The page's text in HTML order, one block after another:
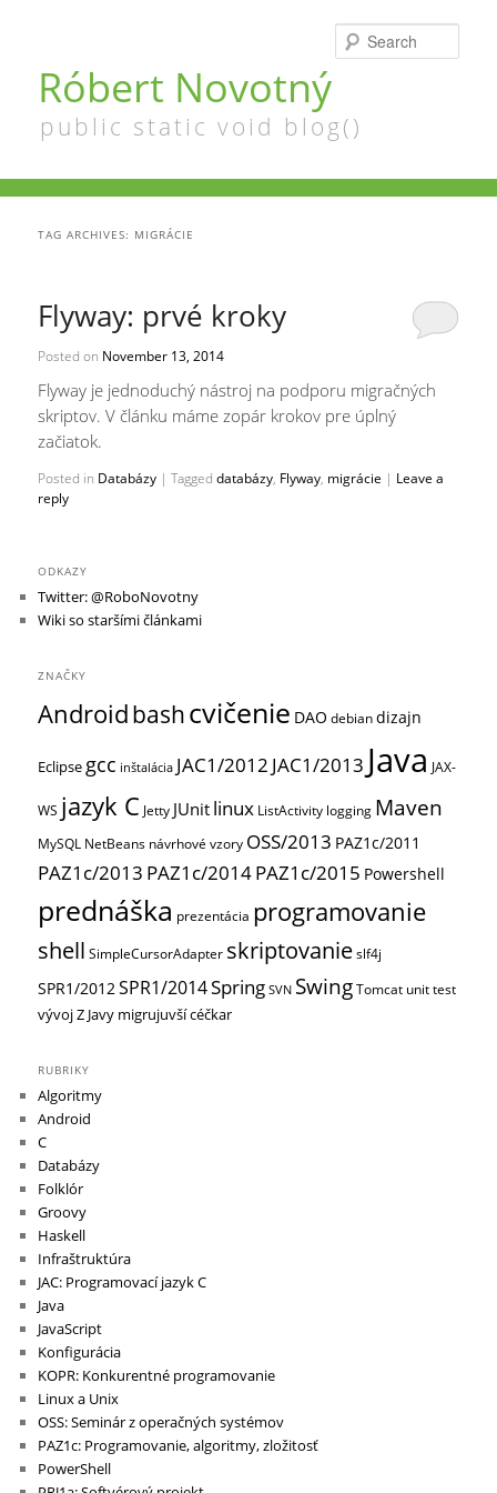
Róbert Novotný
public static void blog()
TAG ARCHIVES: MIGRÁCIE
Flyway: prvé kroky
Posted on November 13, 2014
Flyway je jednoduchý nástroj na podporu migračných
skriptov. V článku máme zopár krokov pre úplný
začiatok.
Posted in Databázy |Tagged databázy, Flyway, migrácie | Leave a
reply
ODKAZY
Twitter: @RoboNovotny
Wiki so staršími článkami
ZNAČKY
Androidbashcvičenie DAO debiandizajn
Eclipse gcc inštalácia JAC1/2012 JAC1/2013 Java JAX-
WS jazyk C Jetty JUnit linux ListActivity logging Maven
MySQL NetBeans návrhové vzory OSS/2013 PAZ1c/2011
PAZ1c/2013 PAZ1c/2014PAZ1c/2015 Powershell
prednáška prezentácia programovanie
shell SimpleCursorAdapter skriptovanieslf4j
SPR1/2012SPR1/2014Spring SVN SwingTomcat unit test
vývojZ Javy migrujuvší céčkar
RUBRIKY
Algoritmy
Android
C
Databázy
Folklór
Groovy
Haskell
Infraštruktúra
JAC: Programovací jazyk C
Java
JavaScript
Konfigurácia
KOPR: Konkurentné programovanie
Linux a Unix
OSS: Seminár z operačných systémov
PAZ1c: Programovanie, algoritmy, zložitosť
PowerShell